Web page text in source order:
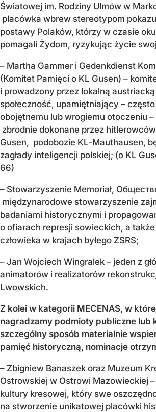
Światowej im. Rodziny Ulmów w
placówka wbrew stereotypom
postawy Polaków, którzy w czasie
pomagali Żydom, ryzykując życie
– Martha Gammer i Gedenkdienst
(Komitet Pamięci o KL Gusen) –
i prowadzony przez lokalną austriacką
społeczność, upamiętniający –
obojętnemu lub wrogiemu otoczeniu –
zbrodnie dokonane przez
Gusen, podobozie KL-Mauthausen,
zagłady inteligencji polskiej; (o KL
66)
– Stowarzyszenie Memoriał,
międzynarodowe stowarzyszenie
badaniami historycznymi i
o ofiarach represji sowieckich, a
człowieka w krajach byłego ZSRS;
– Jan Wojciech Wingralek – jeden z
animatorów i realizatorów
Lwowskich.
Z kolei w kategorii MECENAS, w
nagradzamy podmioty publiczne lub
szczególny sposób materialnie
pamięć historyczną, nominacje
– Zbigniew Banaszek oraz Muzeum
Ostrowskiej w Ostrowi Mazowieckiej
kultury kresowej, który swe
na stworzenie unikatowej placówki